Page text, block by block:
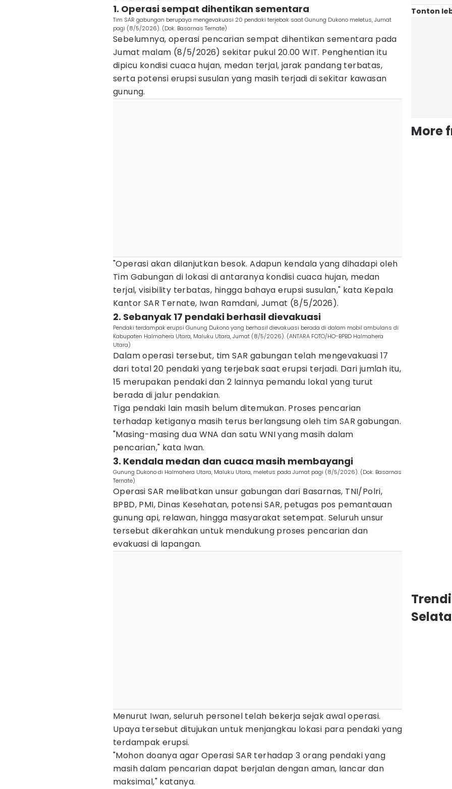
1. Operasi sempat dihentikan sementara
Tim SAR gabungan berupaya mengevakuasi 20 pendaki terjebak saat Gunung Dukono meletus, Jumat
pagi (8/5/2026). (Dok. Basarnas Ternate)
Sebelumnya, operasi pencarian sempat dihentikan sementara pada
Jumat malam (8/5/2026) sekitar pukul 20.00 WIT. Penghentian itu
dipicu kondisi cuaca hujan, medan terjal, jarak pandang terbatas,
serta potensi erupsi susulan yang masih terjadi di sekitar kawasan
gunung.
"Operasi akan dilanjutkan besok. Adapun kendala yang dihadapi oleh
Tim Gabungan di lokasi di antaranya kondisi cuaca hujan, medan
terjal, visibility terbatas, hingga bahaya erupsi susulan," kata Kepala
Kantor SAR Ternate, Iwan Ramdani, Jumat (8/5/2026).
2. Sebanyak 17 pendaki berhasil dievakuasi
Pendaki terdampak erupsi Gunung Dukono yang berhasil dievakuasi berada di dalam mobil ambulans di
Kabupaten Halmahera Utara, Maluku Utara, Jumat (8/5/2026). (ANTARA FOTO/HO-BPBD Halmahera
Utara)
Dalam operasi tersebut, tim SAR gabungan telah mengevakuasi 17
dari total 20 pendaki yang terjebak saat erupsi terjadi. Dari jumlah itu,
15 merupakan pendaki dan 2 lainnya pemandu lokal yang turut
berada di jalur pendakian.
Tiga pendaki lain masih belum ditemukan. Proses pencarian
terhadap ketiganya masih terus berlangsung oleh tim SAR gabungan.
"Masing-masing dua WNA dan satu WNI yang masih dalam
pencarian," kata Iwan.
3. Kendala medan dan cuaca masih membayangi
Gunung Dukono di Halmahera Utara, Maluku Utara, meletus pada Jumat pagi (8/5/2026). (Dok. Basarnas
Ternate)
Operasi SAR melibatkan unsur gabungan dari Basarnas, TNI/Polri,
BPBD, PMI, Dinas Kesehatan, potensi SAR, petugas pos pemantauan
gunung api, relawan, hingga masyarakat setempat. Seluruh unsur
tersebut dikerahkan untuk mendukung proses pencarian dan
evakuasi di lapangan.
Menurut Iwan, seluruh personel telah bekerja sejak awal operasi.
Upaya tersebut ditujukan untuk menjangkau lokasi para pendaki yang
terdampak erupsi.
"Mohon doanya agar Operasi SAR terhadap 3 orang pendaki yang
masih dalam pencarian dapat berjalan dengan aman, lancar dan
maksimal," katanya.
Tonton
More